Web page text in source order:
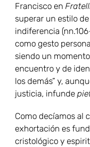
Francisco en
superar un estilo
indiferencia
como gesto
siendo un
encuentro y de
los demás” y,
justicia, infunde
Como decíamos al
exhortación es
cristológico y